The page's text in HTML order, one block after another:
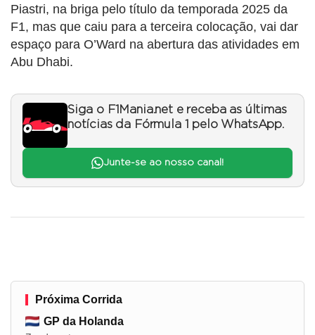
Piastri, na briga pelo título da temporada 2025 da
F1, mas que caiu para a terceira colocação, vai dar
espaço para O’Ward na abertura das atividades em
Abu Dhabi.
Siga o F1Mania.net e receba as últimas
notícias da Fórmula 1 pelo WhatsApp.
Junte-se ao nosso canal!
Próxima Corrida
GP da Holanda